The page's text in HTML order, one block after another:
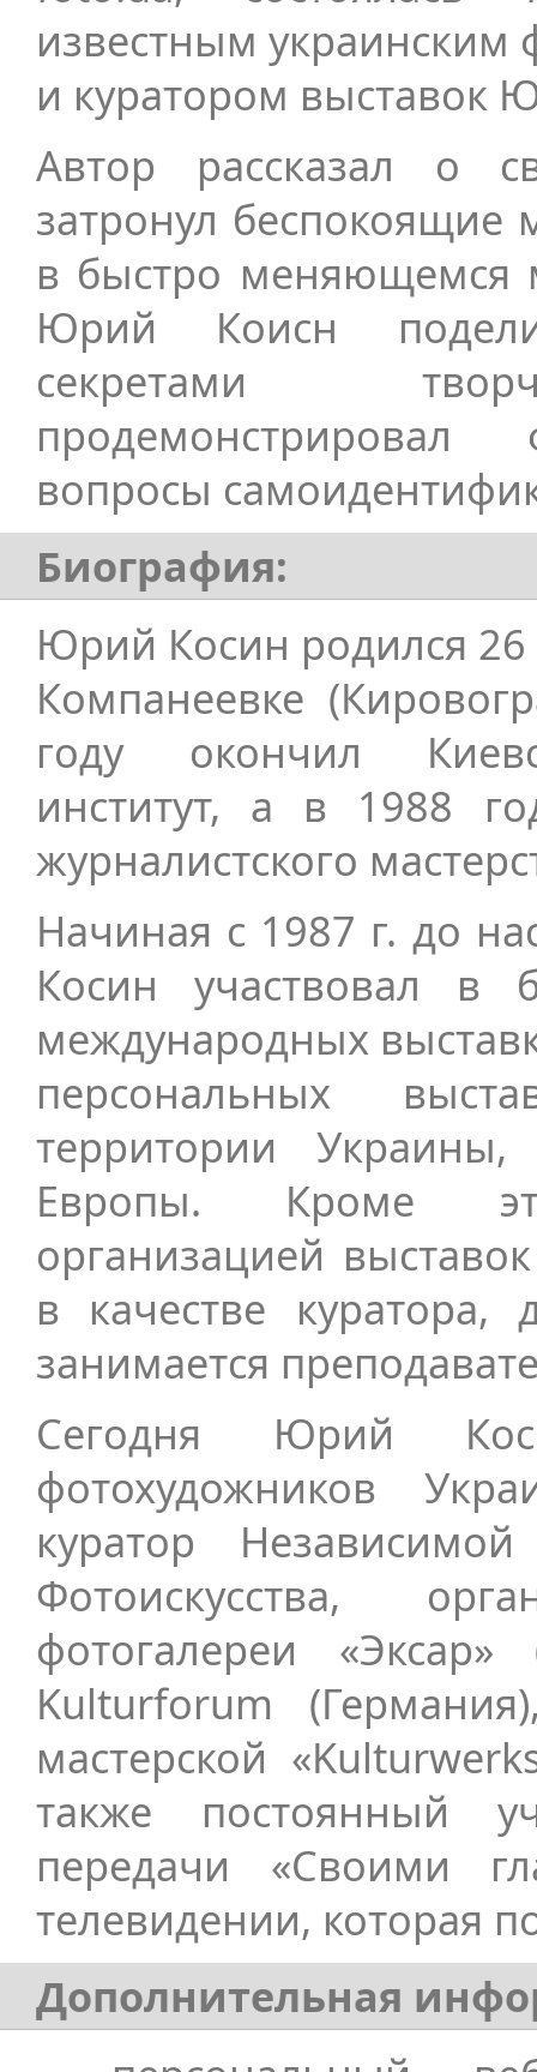
известным
и куратором выставок
Автор рассказал о
затронул беспокоящие
в быстро меняющемся
Юрий Коисн
секретами
продемонстрировал
вопросы
Биография:
Юрий Косин родился 26
Компанеевке
году окончил
институт, а в 1988
журналистского
Начиная с 1987 г. до
Косин участвовал в
международных
персональных
территории
Европы. Кроме
организацией
в качестве
занимается
Сегодня Юрий
фотохудожников
куратор
Фотоискусства,
фотогалереи
Kulturforum
мастерской
также постоянный
передачи «Своими
телевидении, которая
Дополнительная